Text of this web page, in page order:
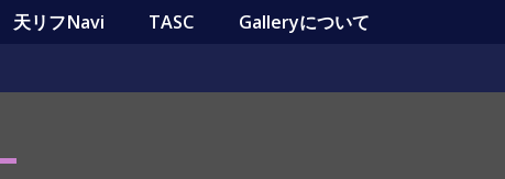
天リフNavi TASC Galleryについて